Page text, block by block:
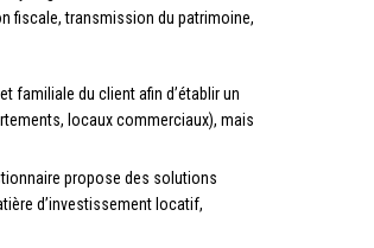
fiscale, transmission du patrimoine,
familiale du client afin d’établir un
locaux commerciaux), mais
propose des solutions
d’investissement locatif,